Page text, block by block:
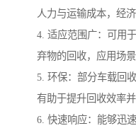
人力与运输成本，经济
4. 适应范围广：可用
弃物的回收，应用场景
5. 环保：部分车载回
有助于提升回收效率并
6. 快速响应：能够迅